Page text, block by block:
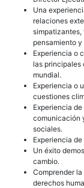
Una
relaciones
simpatizantes,
pensamiento
Experiencia o
las principales
mundial.
Experiencia o
cuestiones
Experiencia
comunicación
sociales.
Experiencia
Un éxito
cambio.
Comprender
derechos